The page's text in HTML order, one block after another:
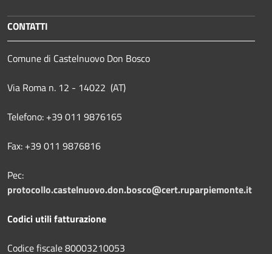
CONTATTI
Comune di Castelnuovo Don Bosco
Via Roma n. 12 - 14022 (AT)
Telefono: +39 011 9876165
Fax: +39 011 9876816
Pec:
protocollo.castelnuovo.don.bosco@cert.ruparpiemonte.it
Codici utili fatturazione
Codice fiscale 80003210053